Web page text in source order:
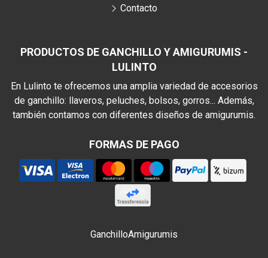
PRODUCTOS DE GANCHILLO Y AMIGURUMIS -
LULINTO
En Lulinto te ofrecemos una amplia variedad de accesorios
de ganchillo: llaveros, peluches, bolsos, gorros... Además,
también contamos con diferentes diseños de amigurumis.
FORMAS DE PAGO
Contacto
GanchilloAmigurumis